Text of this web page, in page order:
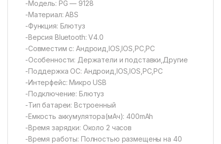
-Модель: PG — 9128
-Материал: ABS
-Функция: Блютуз
-Версия Bluetooth: V4.0
-Совместим с: Андроид,IOS,IOS,PC,PC
-Особенности: Держатели и подставки,Другие
-Поддержка ОС: Андроид,IOS,IOS,PC,PC
-Интерфейс: Микро USB
-Подключение: Блютуз
-Тип батареи: Встроенный
-Емкость аккумулятора(мАч): 400mAh
-Время зарядки: Около 2 часов
-Время работы: Полностью размещены на 40